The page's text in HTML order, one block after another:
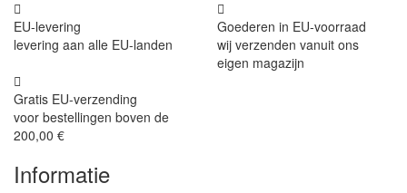
EU-levering
levering aan alle EU-landen
Goederen in EU-voorraad
wij verzenden vanuit ons
eigen magazijn
Gratis EU-verzending
voor bestellingen boven de
200,00 €
Informatie